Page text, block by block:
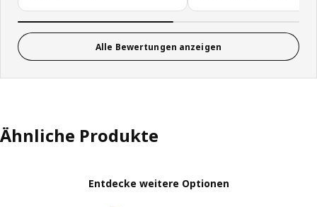
Alle Bewertungen anzeigen
Ähnliche Produkte
Entdecke weitere Optionen